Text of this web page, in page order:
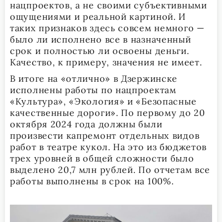
нацпроектов, а не своими субъективными
ощущениями и реальной картиной. И
таких признаков здесь совсем немного —
было ли исполнено все в назначенный
срок и полностью ли освоены деньги.
Качество, к примеру, значения не имеет.
В итоге на «отлично» в Дзержинске
исполнены работы по нацпроектам
«Культура», «Экология» и «Безопасные
качественные дороги». По первому до 20
октября 2024 года должны были
произвести капремонт отдельных видов
работ в театре кукол. На это из бюджетов
трех уровней в общей сложности было
выделено 20,7 млн рублей. По отчетам все
работы выполнены в срок на 100%.